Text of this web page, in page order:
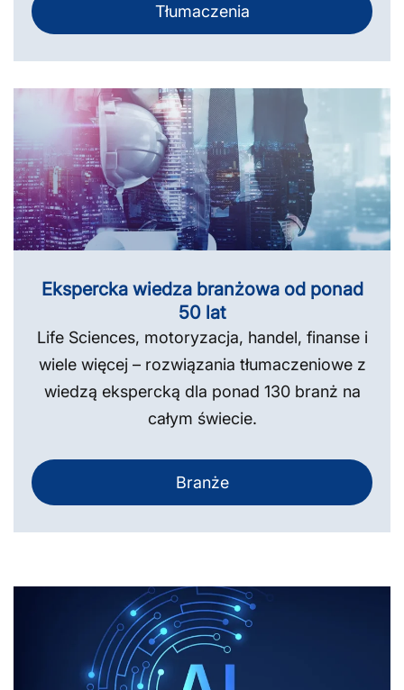
Tłumaczenia
Ekspercka wiedza branżowa od ponad
50 lat
Life Sciences, motoryzacja, handel, finanse i
wiele więcej – rozwiązania tłumaczeniowe z
wiedzą ekspercką dla ponad 130 branż na
całym świecie.
Branże